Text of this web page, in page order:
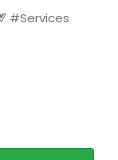
#Services